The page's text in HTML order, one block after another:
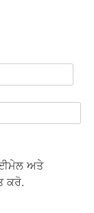
ਈਮੇਲ ਅਤੇ
ਕਰੋ.